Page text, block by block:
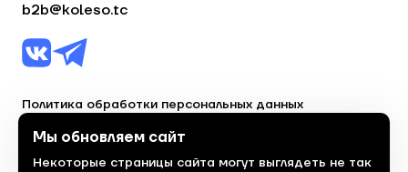
b2b@koleso.tc
Политика обработки персональных данных
Мы обновляем сайт
Некоторые страницы сайта могут выглядеть не так